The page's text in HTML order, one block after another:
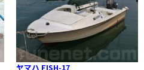
ヤマハ FISH-17